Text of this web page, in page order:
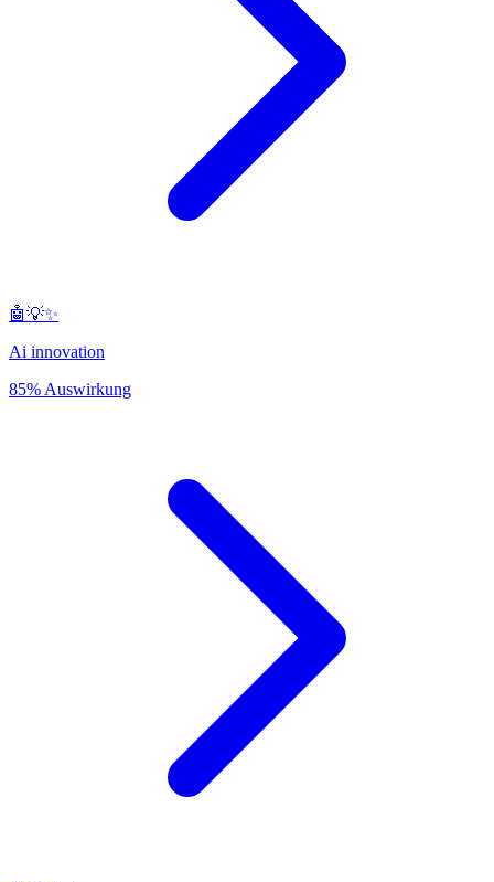
🤖💡✨
Ai innovation
85% Auswirkung